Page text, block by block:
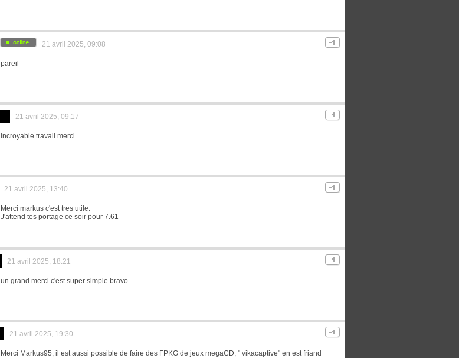
21 avril 2025, 09:08
pareil
21 avril 2025, 09:17
incroyable travail merci
21 avril 2025, 13:40
Merci markus c'est tres utile.
J'attend tes portage ce soir pour 7.61
21 avril 2025, 18:21
un grand merci c'est super simple bravo
21 avril 2025, 19:30
Merci Markus95, il est aussi possible de faire des FPKG de jeux megaCD, " vikacaptive" en est friand